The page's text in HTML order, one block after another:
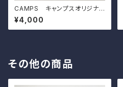
CAMPS キャンプスオリジナル
Tシャツ【 JOE KANESHIRO H
ouse 】
¥4,000
その他の商品